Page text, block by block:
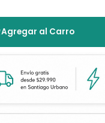
Agregar al Carro